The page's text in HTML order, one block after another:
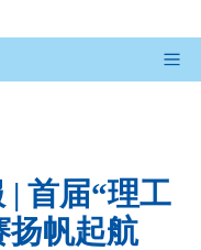
| 首届“理工
扬帆起航